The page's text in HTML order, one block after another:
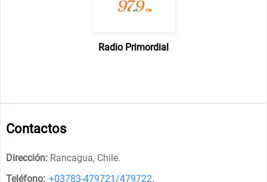
Radio Primordial
Contactos
Dirección: Rancagua, Chile.
Teléfono: +03783-479721/479722.